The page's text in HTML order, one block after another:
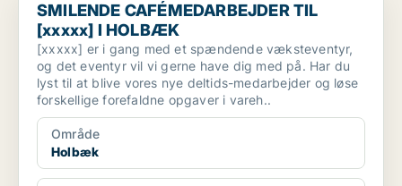
SMILENDE CAFÉMEDARBEJDER TIL
[xxxxx] I HOLBÆK
[xxxxx] er i gang med et spændende væksteventyr,
og det eventyr vil vi gerne have dig med på. Har du
lyst til at blive vores nye deltids-medarbejder og løse
forskellige forefaldne opgaver i vareh..
Område
Holbæk